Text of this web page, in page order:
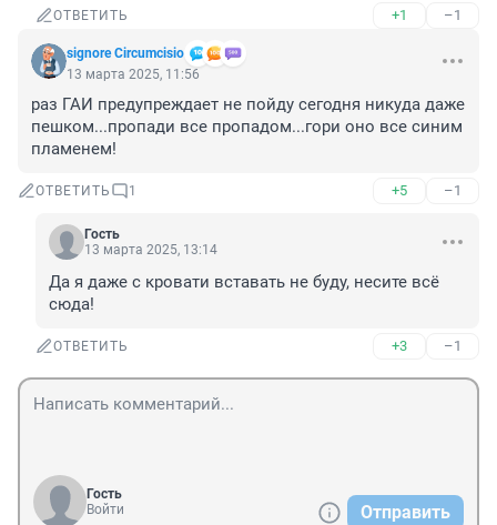
ОТВЕТИТЬ +1 –1
signore Сircumcisio
13 марта 2025, 11:56
раз ГАИ предупреждает не пойду сегодня никуда даже
пешком...пропади все пропадом...гори оно все синим
пламенем!
ОТВЕТИТЬ 1 +5 –1
Гость
13 марта 2025, 13:14
Да я даже с кровати вставать не буду, несите всё
сюда!
ОТВЕТИТЬ +3 –1
Гость
Войти
Отправить